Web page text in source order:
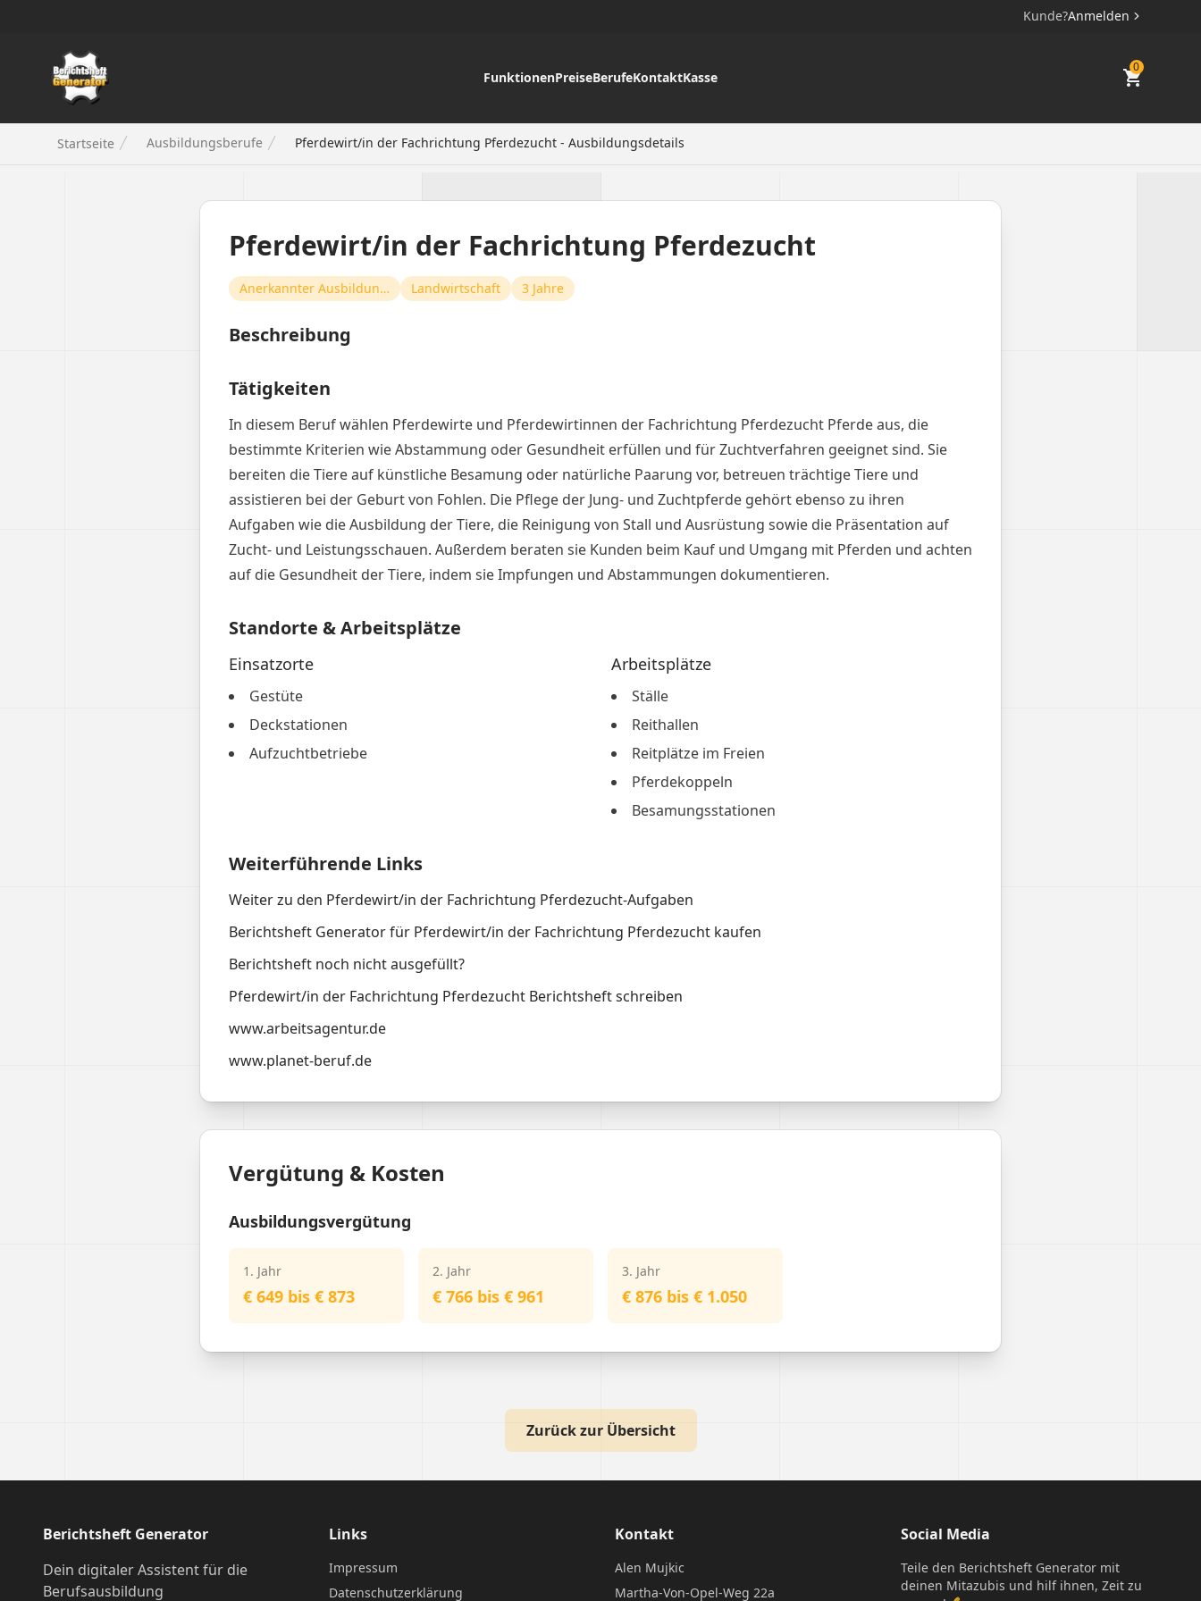
Kunde?Anmelden
Berichtsheft Generator
FunktionenPreiseBerufeKontaktKasse
0
Startseite Ausbildungsberufe Pferdewirt/in der Fachrichtung Pferdezucht - Ausbildungsdetails
Pferdewirt/in der Fachrichtung Pferdezucht
Anerkannter Ausbildungsberuf Landwirtschaft 3 Jahre
Beschreibung
Tätigkeiten
In diesem Beruf wählen Pferdewirte und Pferdewirtinnen der Fachrichtung Pferdezucht Pferde aus, die
bestimmte Kriterien wie Abstammung oder Gesundheit erfüllen und für Zuchtverfahren geeignet sind. Sie
bereiten die Tiere auf künstliche Besamung oder natürliche Paarung vor, betreuen trächtige Tiere und
assistieren bei der Geburt von Fohlen. Die Pflege der Jung- und Zuchtpferde gehört ebenso zu ihren
Aufgaben wie die Ausbildung der Tiere, die Reinigung von Stall und Ausrüstung sowie die Präsentation auf
Zucht- und Leistungsschauen. Außerdem beraten sie Kunden beim Kauf und Umgang mit Pferden und achten
auf die Gesundheit der Tiere, indem sie Impfungen und Abstammungen dokumentieren.
Standorte & Arbeitsplätze
Einsatzorte
Gestüte
Deckstationen
Aufzuchtbetriebe
Arbeitsplätze
Ställe
Reithallen
Reitplätze im Freien
Pferdekoppeln
Besamungsstationen
Weiterführende Links
Weiter zu den Pferdewirt/in der Fachrichtung Pferdezucht-Aufgaben
Berichtsheft Generator für Pferdewirt/in der Fachrichtung Pferdezucht kaufen
Berichtsheft noch nicht ausgefüllt?
Pferdewirt/in der Fachrichtung Pferdezucht Berichtsheft schreiben
www.arbeitsagentur.de
www.planet-beruf.de
Vergütung & Kosten
Ausbildungsvergütung
1. Jahr
€ 649 bis € 873
2. Jahr
€ 766 bis € 961
3. Jahr
€ 876 bis € 1.050
Zurück zur Übersicht
Berichtsheft Generator
Dein digitaler Assistent für die
Berufsausbildung
Links
Impressum
Datenschutzerklärung
Kontakt
Alen Mujkic
Martha-Von-Opel-Weg 22a
Social Media
Teile den Berichtsheft Generator mit
deinen Mitazubis und hilf ihnen, Zeit zu